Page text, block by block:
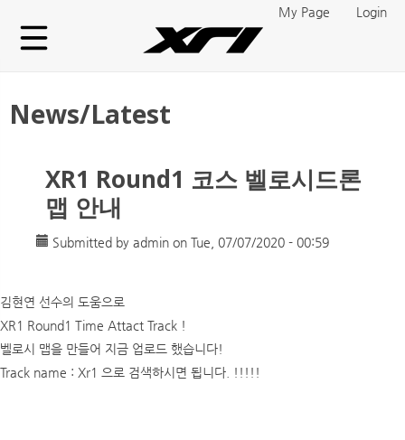
My Page Login
News/Latest
XR1 Round1 코스 벨로시드론
맵 안내
Submitted by admin on Tue, 07/07/2020 - 00:59
김현연 선수의 도움으로
XR1 Round1 Time Attact Track !
벨로시 맵을 만들어 지금 업로드 했습니다!
Track name : Xr1 으로 검색하시면 됩니다. !!!!!